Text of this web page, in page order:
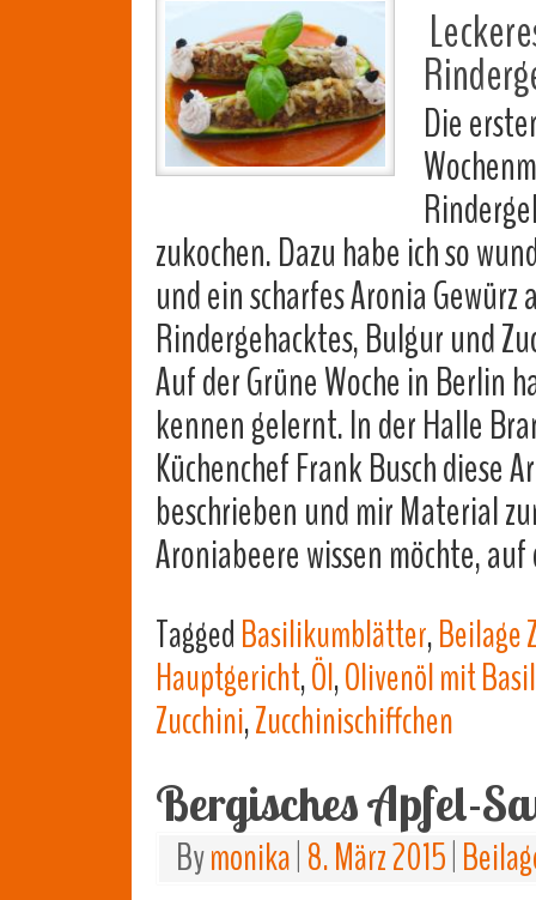
Die
zukochen. Dazu habe ich so
und ein scharfes Aronia
Rindergehacktes, Bulgur und
Auf der Grüne Woche in Berlin
kennen gelernt. In der Halle
Küchenchef Frank Busch diese
beschrieben und mir Material
Aroniabeere wissen möchte,
TaggedBasilikumblätter,Beilage
Hauptgericht,Öl,Olivenöl mit
Zucchini,Zucchinischiffchen
Bergisches Apfel-
Bymonika 8. März 2015